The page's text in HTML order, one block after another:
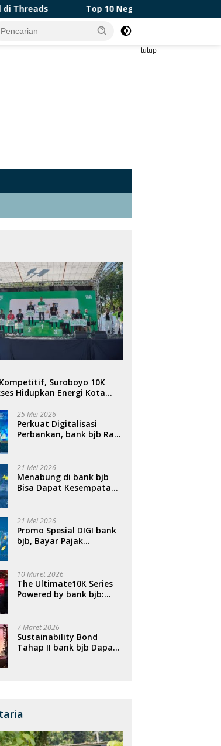
Top 10 Negara Asia Terbaik untuk Liburan,
tutup
Suroboyo 10K
Hidupkan Energi Kota
25 Mei 2026
Perkuat Digitalisasi
Perbankan, bank bjb Raih
DIGIWARA 2026
21 Mei 2026
Menabung di bank bjb
Bisa Dapat Kesempatan
21 Mei 2026
Promo Spesial DIGI bank
bjb, Bayar Pajak
10 Maret 2026
The Ultimate10K Series
Powered by bank bjb:
Ekonomi, dan
Menghidupkan Sport
Tourism Nasional
7 Maret 2026
Sustainability Bond
Tahap II bank bjb Dapat